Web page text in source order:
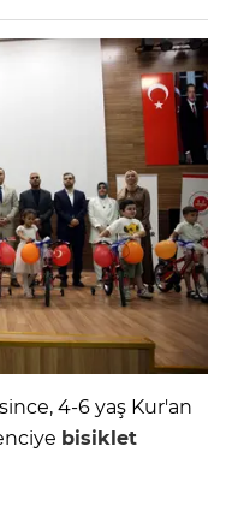
4-6 yaş Kur'an
bisiklet